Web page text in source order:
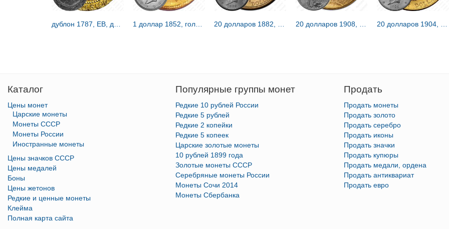
Каталог
Цены монет
Царские монеты
Монеты СССР
Монеты России
Иностранные монеты
Цены значков СССР
Цены медалей
Боны
Цены жетонов
Редкие и ценные монеты
Клейма
Полная карта сайта
Популярные группы монет
Редкие 10 рублей России
Редкие 5 рублей
Редкие 2 копейки
Редкие 5 копеек
Царские золотые монеты
10 рублей 1899 года
Золотые монеты СССР
Серебряные монеты России
Монеты Сочи 2014
Монеты Сбербанка
Продать
Продать монеты
Продать золото
Продать серебро
Продать иконы
Продать значки
Продать купюры
Продать медали, ордена
Продать антиквариат
Продать евро